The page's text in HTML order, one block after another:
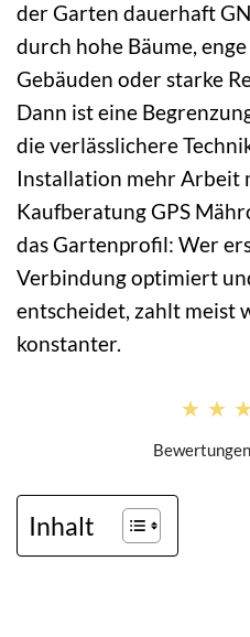
der Garten dauerhaft
durch hohe Bäume,
Gebäuden oder starke
Dann ist eine
die verlässlichere
Installation mehr Arbeit
Kaufberatung GPS
das Gartenprofil: Wer
Verbindung optimiert
entscheidet, zahlt meist
konstanter.
Inhalt